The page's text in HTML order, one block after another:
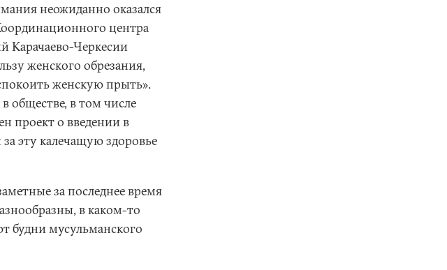
неожиданно оказался
центра
Карачаево-Черкесии
женского обрезания,
женскую прыть».
обществе, в том числе
проект о введении в
эту калечащую здоровье
за последнее время
в каком-то
будни мусульманского